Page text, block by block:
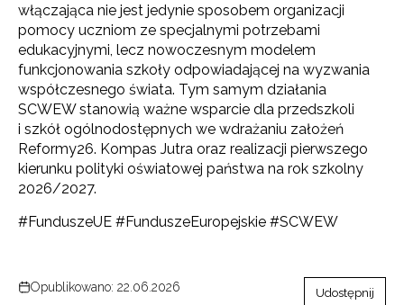
włączająca nie jest jedynie sposobem organizacji
pomocy uczniom ze specjalnymi potrzebami
edukacyjnymi, lecz nowoczesnym modelem
funkcjonowania szkoły odpowiadającej na wyzwania
współczesnego świata. Tym samym działania
SCWEW stanowią ważne wsparcie dla przedszkoli
i szkół ogólnodostępnych we wdrażaniu założeń
Reformy26. Kompas Jutra oraz realizacji pierwszego
kierunku polityki oświatowej państwa na rok szkolny
2026/2027.
#FunduszeUE #FunduszeEuropejskie #SCWEW
Opublikowano: 22.06.2026 Udostępnij